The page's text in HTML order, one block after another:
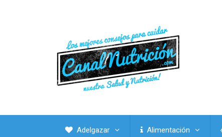
Adelgazar Alimentación